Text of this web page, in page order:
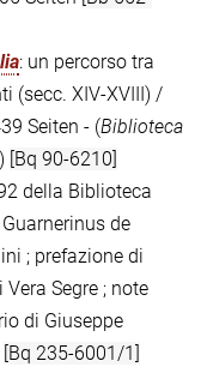
: un percorso tra
(secc. XIV-XVIII) /
Seiten - (Biblioteca
) [Bq 90-6210]
della Biblioteca
de
; prefazione di
Segre ; note
di Giuseppe
[Bq 235-6001/1]